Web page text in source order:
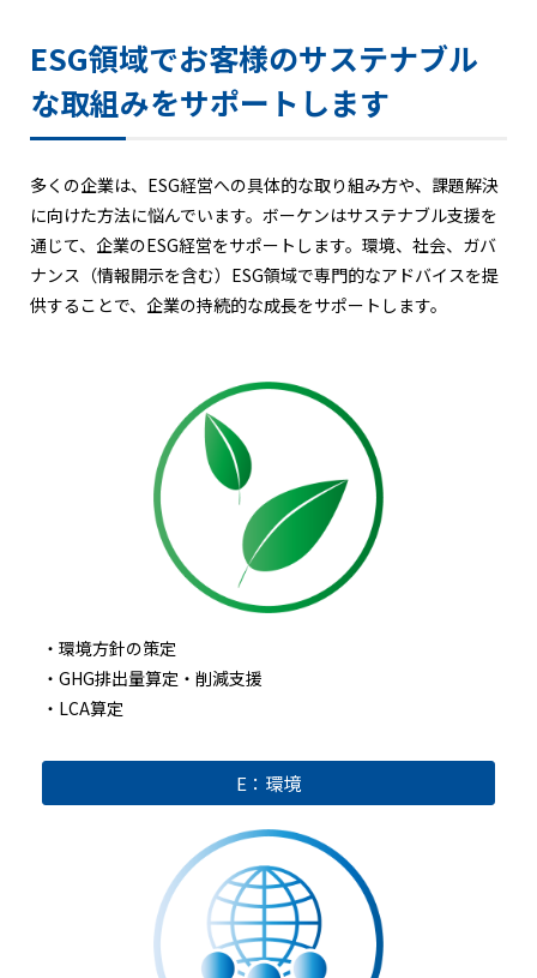
ESG領域でお客様のサステナブル
な取組みをサポートします
多くの企業は、ESG経営への具体的な取り組み方や、課題解決
に向けた方法に悩んでいます。ボーケンはサステナブル支援を
通じて、企業のESG経営をサポートします。環境、社会、ガバ
ナンス（情報開示を含む）ESG領域で専門的なアドバイスを提
供することで、企業の持続的な成長をサポートします。
・環境方針の策定
・GHG排出量算定・削減支援
・LCA算定
E：環境